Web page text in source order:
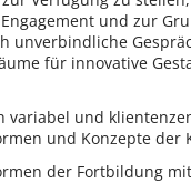
und zur
unverbindliche
für innovative
variabel und
und Konzepte der
der Fortbildung